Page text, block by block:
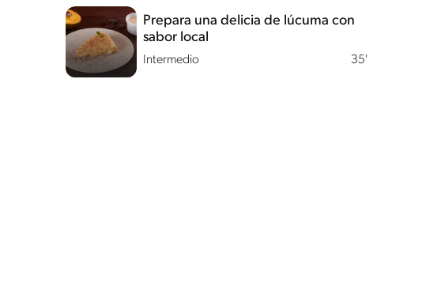
Intermedio 35'
Prepara una delicia de lúcuma con
sabor local